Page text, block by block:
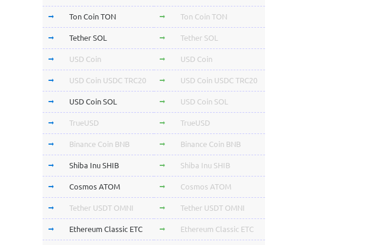
Ton Coin TON Ton Coin TON
Tether SOL Tether SOL
USD Coin USD Coin
USD Coin USDC TRC20 USD Coin USDC TRC20
USD Coin SOL USD Coin SOL
TrueUSD TrueUSD
Binance Coin BNB Binance Coin BNB
Shiba Inu SHIB Shiba Inu SHIB
Cosmos ATOM Cosmos ATOM
Tether USDT OMNI Tether USDT OMNI
Ethereum Classic ETC Ethereum Classic ETC